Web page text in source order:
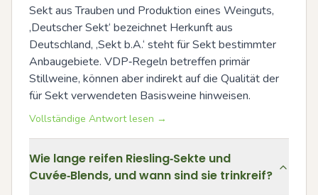
Sekt aus Trauben und Produktion eines Weinguts,
‚Deutscher Sekt‘ bezeichnet Herkunft aus
Deutschland, ‚Sekt b.A.‘ steht für Sekt bestimmter
Anbaugebiete. VDP‑Regeln betreffen primär
Stillweine, können aber indirekt auf die Qualität der
für Sekt verwendeten Basisweine hinweisen.
Vollständige Antwort lesen →
Wie lange reifen Riesling‑Sekte und
Cuvée‑Blends, und wann sind sie trinkreif?